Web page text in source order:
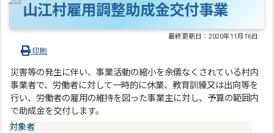
山江村雇用調整助成金交付事業
最終更新日：2020年11月16日
印刷
災害等の発生に伴い、事業活動の縮小を余儀なくされている村内
事業者で、労働者に対して一時的に休業、教育訓練又は出向等を
行い、労働者の雇用の維持を図った事業主に対し、予算の範囲内
で助成金を交付します。
対象者